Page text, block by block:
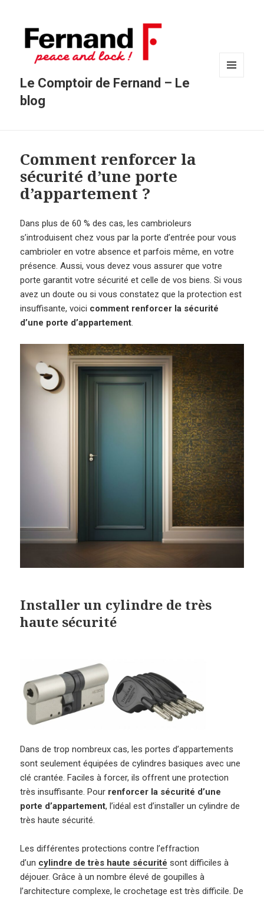
Le Comptoir de Fernand – Le
blog
Comment renforcer la
sécurité d’une porte
d’appartement ?
Dans plus de 60 % des cas, les cambrioleurs
s’introduisent chez vous par la porte d’entrée pour vous
cambrioler en votre absence et parfois même, en votre
présence. Aussi, vous devez vous assurer que votre
porte garantit votre sécurité et celle de vos biens. Si vous
avez un doute ou si vous constatez que la protection est
insuffisante, voici comment renforcer la sécurité
d’une porte d’appartement.
Installer un cylindre de très
haute sécurité
Dans de trop nombreux cas, les portes d’appartements
sont seulement équipées de cylindres basiques avec une
clé crantée. Faciles à forcer, ils offrent une protection
très insuffisante. Pour renforcer la sécurité d’une
porte d’appartement, l’idéal est d’installer un cylindre de
très haute sécurité.
Les différentes protections contre l’effraction
d’un cylindre de très haute sécurité sont difficiles à
déjouer. Grâce à un nombre élevé de goupilles à
l’architecture complexe, le crochetage est très difficile. De